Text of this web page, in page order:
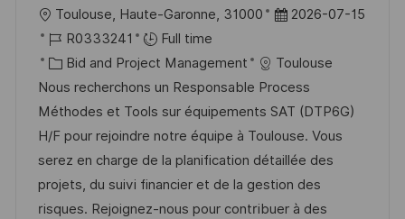
L
o
c
a
t
i
o
n
Toulouse, Haute-Garonne, 31000
P
s
t
e
d
D
a
t
2026-07-15
J
o
b
I
d
R0333241
Full time
C
a
t
e
g
o
r
Bid and Project Management
Toulouse
Nous recherchons un Responsable Process
Méthodes et Tools sur équipements SAT (DTP6G)
H/F pour rejoindre notre équipe à Toulouse. Vous
serez en charge de la planification détaillée des
projets, du suivi financier et de la gestion des
risques. Rejoignez-nous pour contribuer à des